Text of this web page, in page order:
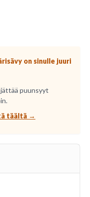
on sinulle juuri
puunsyyt
täältä →